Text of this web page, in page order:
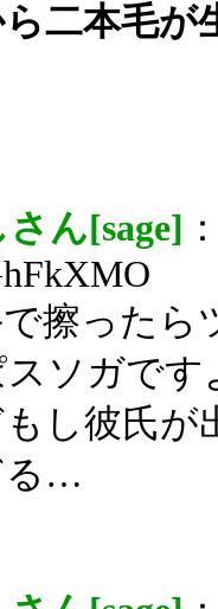
二本毛が
ん[sage]
擦ったら
ソガです
し彼氏
る…